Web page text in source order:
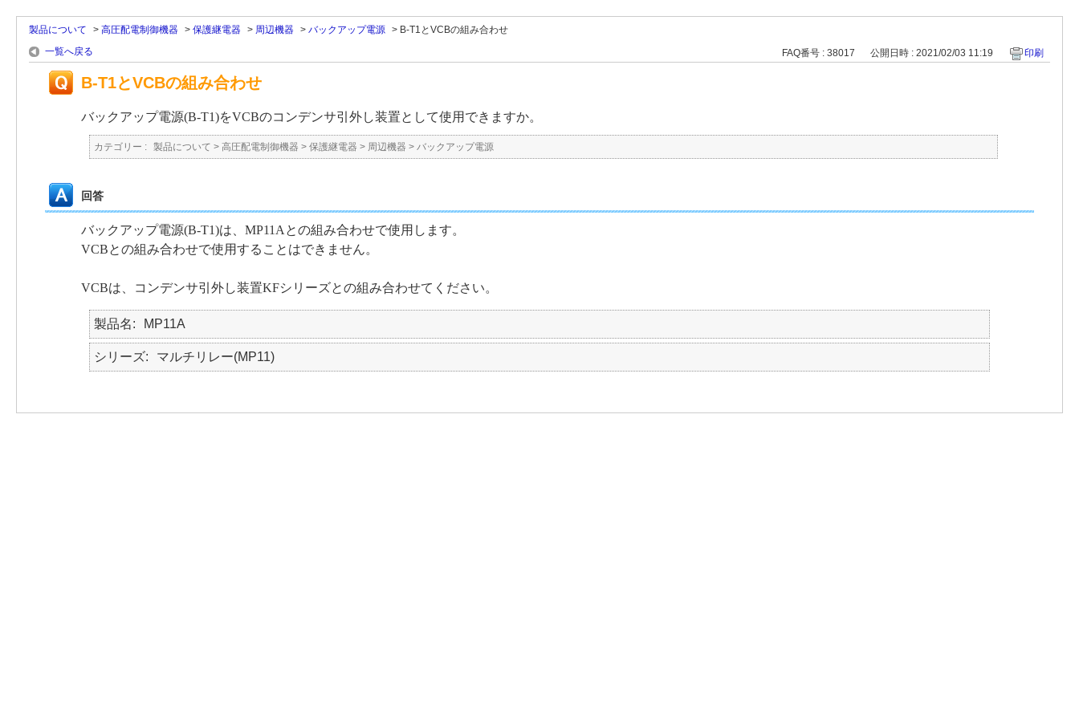
製品について > 高圧配電制御機器 > 保護継電器 > 周辺機器 > バックアップ電源 > B-T1とVCBの組み合わせ
一覧へ戻る
FAQ番号 : 38017 公開日時 : 2021/02/03 11:19 印刷
B-T1とVCBの組み合わせ
バックアップ電源(B-T1)をVCBのコンデンサ引外し装置として使用できますか。
カテゴリー : 製品について > 高圧配電制御機器 > 保護継電器 > 周辺機器 > バックアップ電源
回答
バックアップ電源(B-T1)は、MP11Aとの組み合わせで使用します。
VCBとの組み合わせで使用することはできません。
VCBは、コンデンサ引外し装置KFシリーズとの組み合わせてください。
製品名 MP11A
シリーズ マルチリレー(MP11)